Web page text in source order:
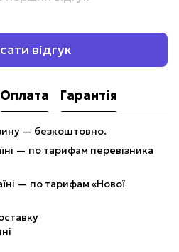
відгук
Оплата Гарантія
— безкоштовно.
— по тарифам перевізника
— по тарифам «Нової